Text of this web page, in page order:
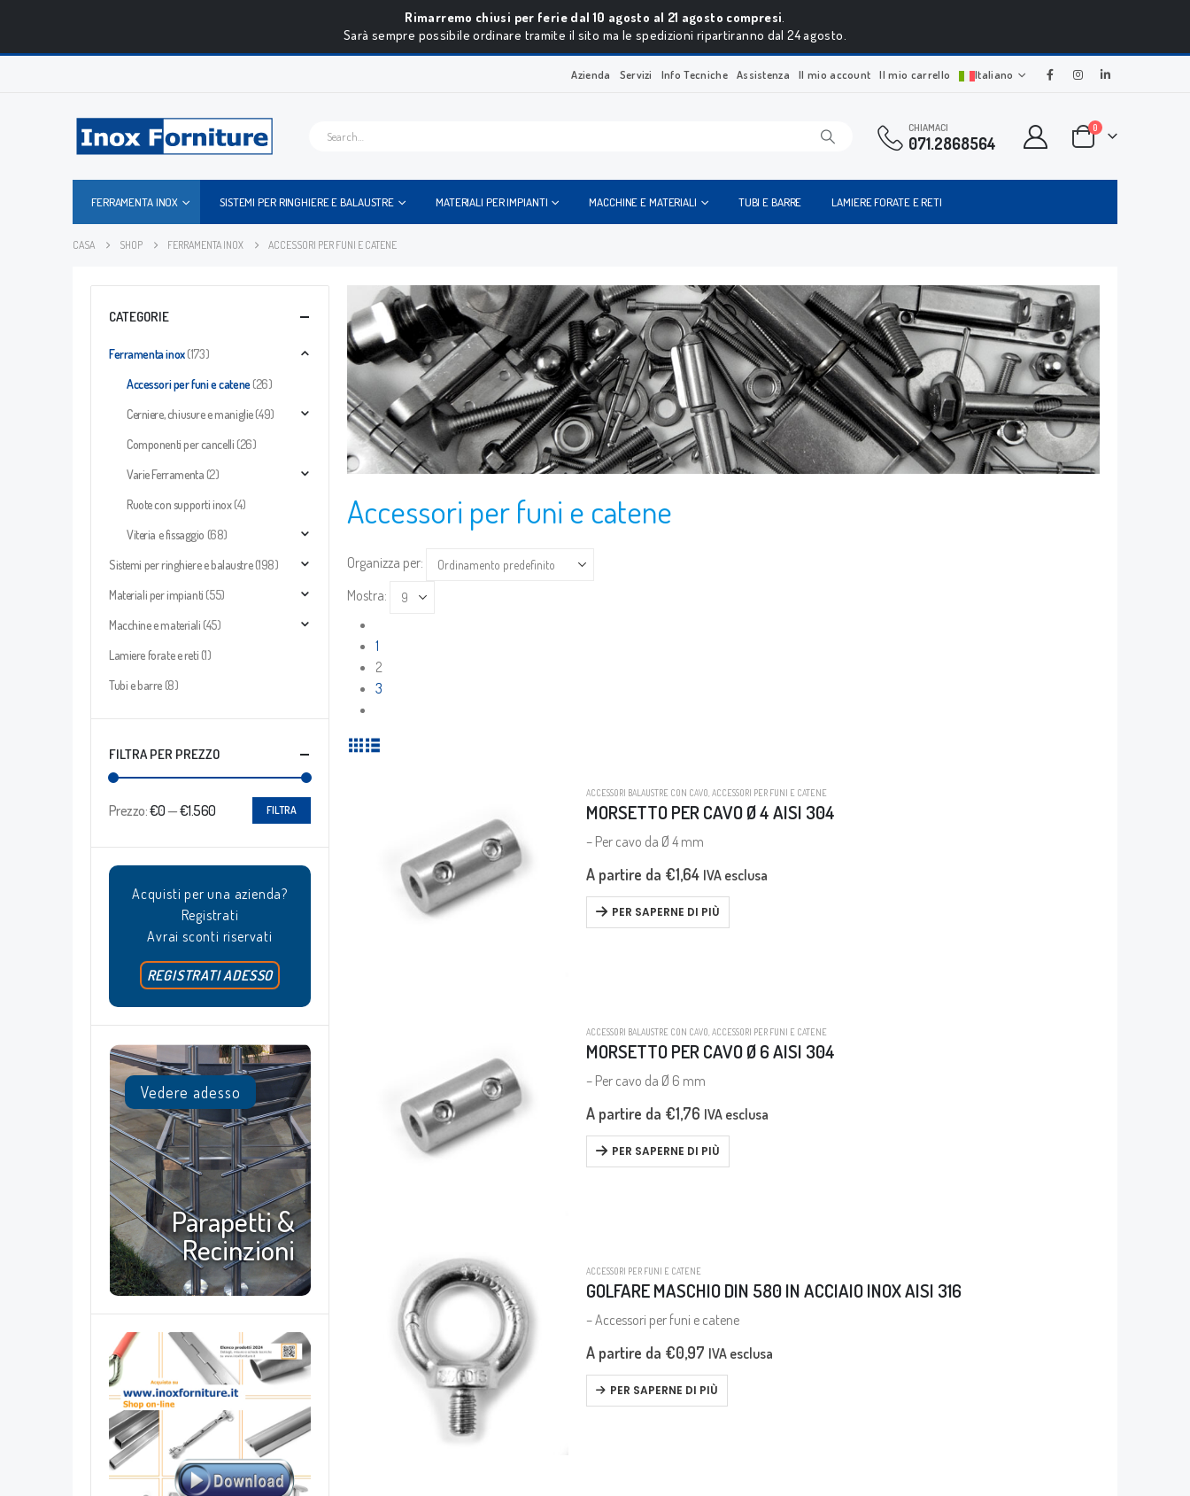
Rimarremo chiusi per ferie dal 10 agosto al 21 agosto compresi.
Sarà sempre possibile ordinare tramite il sito ma le spedizioni ripartiranno dal 24 agosto.
Azienda Servizi Info Tecniche Assistenza Il mio account Il mio carrello Italiano
CHIAMACI
071.2868564
0
FERRAMENTA INOX SISTEMI PER RINGHIERE E BALAUSTRE MATERIALI PER IMPIANTI MACCHINE E MATERIALI TUBI E BARRE LAMIERE FORATE E RETI
CASA SHOP FERRAMENTA INOX ACCESSORI PER FUNI E CATENE
Accessori per funi e catene
Organizza per:
Mostra:
1
2
3
ACCESSORI BALAUSTRE CON CAVO ACCESSORI PER FUNI E CATENE
MORSETTO PER CAVO Ø 4 AISI 304
– Per cavo da Ø 4 mm
A partire da €1,64 IVA esclusa
PER SAPERNE DI PIÙ
ACCESSORI BALAUSTRE CON CAVO ACCESSORI PER FUNI E CATENE
MORSETTO PER CAVO Ø 6 AISI 304
– Per cavo da Ø 6 mm
A partire da €1,76 IVA esclusa
PER SAPERNE DI PIÙ
ACCESSORI PER FUNI E CATENE
GOLFARE MASCHIO DIN 580 IN ACCIAIO INOX AISI 316
– Accessori per funi e catene
A partire da €0,97 IVA esclusa
PER SAPERNE DI PIÙ
CATEGORIE
Ferramenta inox(173)
Accessori per funi e catene(26)
Cerniere, chiusure e maniglie(49)
Componenti per cancelli (26)
Varie Ferramenta (2)
Ruote con supporti inox (4)
Viteria e fissaggio (68)
Sistemi per ringhiere e balaustre (198)
Materiali per impianti (55)
Macchine e materiali (45)
Lamiere forate e reti (1)
Tubi e barre (8)
FILTRA PER PREZZO
FILTRA
Prezzo:€0—€1.560
Acquisti per una azienda?
Registrati
Avrai sconti riservati
REGISTRATI ADESSO
Vedere adesso
Parapetti &
Recinzioni